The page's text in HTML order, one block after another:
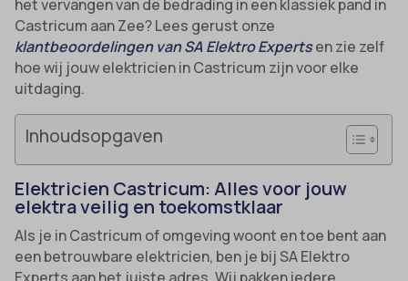
het vervangen van de bedrading in een klassiek pand in
Castricum aan Zee? Lees gerust onze
klantbeoordelingen van SA Elektro Expertsen zie zelf
hoe wij jouw elektricien in Castricum zijn voor elke
uitdaging.
Inhoudsopgaven
Elektricien Castricum: Alles voor jouw
elektra veilig en toekomstklaar
Als je in Castricum of omgeving woont en toe bent aan
een betrouwbare elektricien, ben je bij SA Elektro
Experts aan het juiste adres. Wij pakken iedere